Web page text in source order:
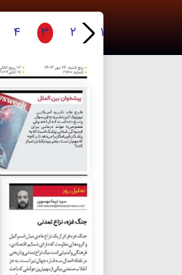
۱ ۲ ۳ ۴